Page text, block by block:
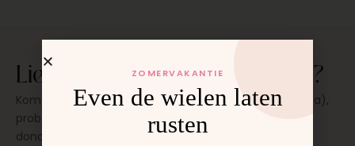
Liever eerst even zien en voelen?
Kom langs in onze werkplaats in Moordrecht (bij Gouda),
probeer de kinderwagen uit en stel al je vragen. Op
donderdag en zaterdag, op afspraak. Geen
ZOMERVAKANTIE
Even de wielen laten
rusten